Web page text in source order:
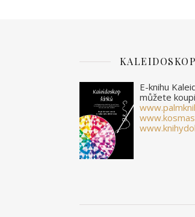
E-knihu
můžete